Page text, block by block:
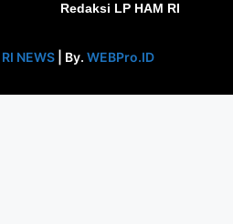
Redaksi LP HAM RI
NEWS| By. WEBPro.ID